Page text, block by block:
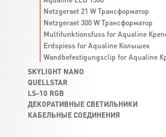
Netzgeraet 21 W Трансформатор
Netzgeraet 300 W Трансформатор
Multifunktionsfuss for Aqualine
Erdspiess for Aqualine Колышек
Wandbefestigungsclip for Aqualine
SKYLIGHT NANO
QUELLSTAR
LS-10 RGB
ДЕКОРАТИВНЫЕ СВЕТИЛЬНИКИ
КАБЕЛЬНЫЕ СОЕДИНЕНИЯ